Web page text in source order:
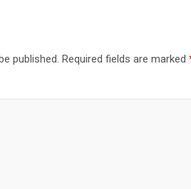
published. Required fields are marked